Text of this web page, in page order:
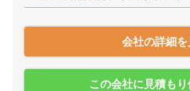
会社の詳細を
この会社に見積も